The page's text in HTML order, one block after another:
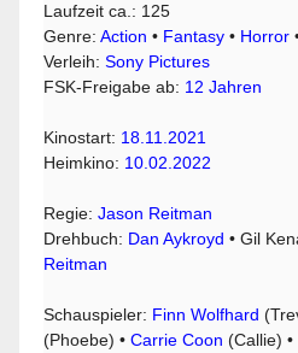
Laufzeit ca.: 125
Genre:Action • Fantasy • Horror
Verleih:Sony Pictures
FSK-Freigabe ab: 12 Jahren
Kinostart: 18.11.2021
Heimkino: 10.02.2022
Regie:Jason Reitman
Drehbuch: Dan Aykroyd • Gil
Reitman
Schauspieler: Finn Wolfhard
(Phoebe) •Carrie Coon (Callie) •